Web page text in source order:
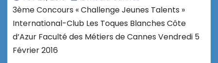
3ème Concours « Challenge Jeunes Talents »
International-Club Les Toques Blanches Côte
d’Azur Faculté des Métiers de Cannes Vendredi 5
Février 2016